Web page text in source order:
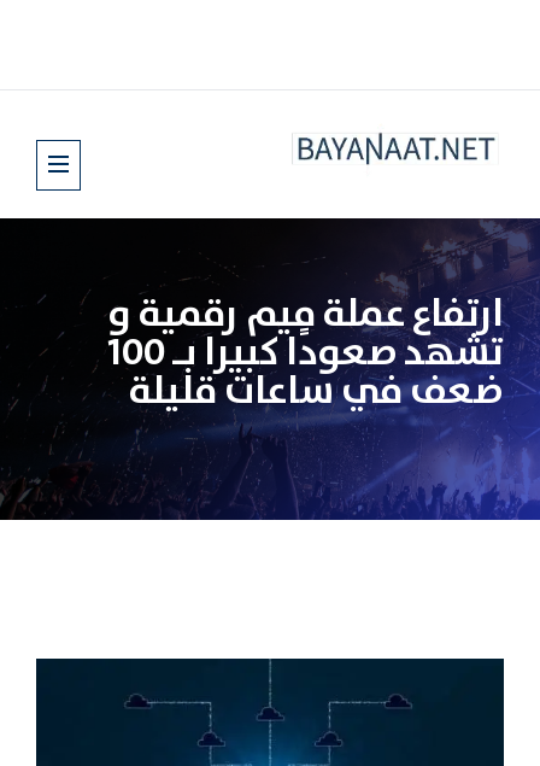
ارتفاع عملة ميم رقمية و
تشهد صعودًا كبيرا بـ 100
ضعف في ساعات قليلة